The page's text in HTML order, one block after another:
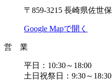
〒859-3215 長崎県佐世
Google Mapで開く
営 業
平日：10:30～18:00
土日祝祭日：9:30～18:30